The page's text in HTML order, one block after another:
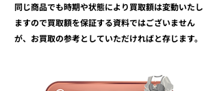
同じ商品でも時期や状態により買取額は変動いたし
ますので買取額を保証する資料ではございません
が、お買取の参考としていただければと存じます。